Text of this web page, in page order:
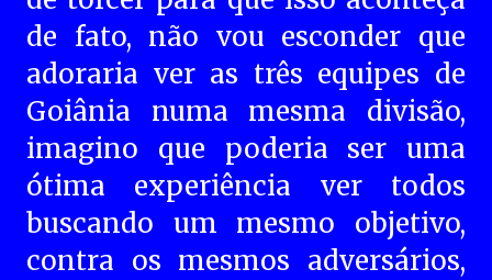
de fato, não vou esconder que
adoraria ver as três equipes de
Goiânia numa mesma divisão,
imagino que poderia ser uma
ótima experiência ver todos
buscando um mesmo objetivo,
contra os mesmos adversários,